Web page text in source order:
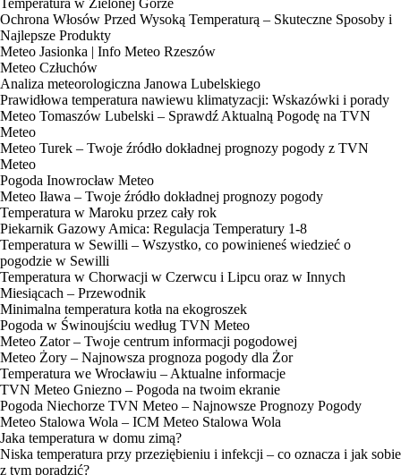
Ochrona Włosów Przed Wysoką Temperaturą – Skuteczne Sposoby i
Najlepsze Produkty
Meteo Jasionka | Info Meteo Rzeszów
Meteo Człuchów
Analiza meteorologiczna Janowa Lubelskiego
Prawidłowa temperatura nawiewu klimatyzacji: Wskazówki i porady
Meteo Tomaszów Lubelski – Sprawdź Aktualną Pogodę na TVN
Meteo
Meteo Turek – Twoje źródło dokładnej prognozy pogody z TVN
Meteo
Pogoda Inowrocław Meteo
Meteo Iława – Twoje źródło dokładnej prognozy pogody
Temperatura w Maroku przez cały rok
Piekarnik Gazowy Amica: Regulacja Temperatury 1-8
Temperatura w Sewilli – Wszystko, co powinieneś wiedzieć o
pogodzie w Sewilli
Temperatura w Chorwacji w Czerwcu i Lipcu oraz w Innych
Miesiącach – Przewodnik
Minimalna temperatura kotła na ekogroszek
Pogoda w Świnoujściu według TVN Meteo
Meteo Zator – Twoje centrum informacji pogodowej
Meteo Żory – Najnowsza prognoza pogody dla Żor
Temperatura we Wrocławiu – Aktualne informacje
TVN Meteo Gniezno – Pogoda na twoim ekranie
Pogoda Niechorze TVN Meteo – Najnowsze Prognozy Pogody
Meteo Stalowa Wola – ICM Meteo Stalowa Wola
Jaka temperatura w domu zimą?
Niska temperatura przy przeziębieniu i infekcji – co oznacza i jak sobie
z tym poradzić?